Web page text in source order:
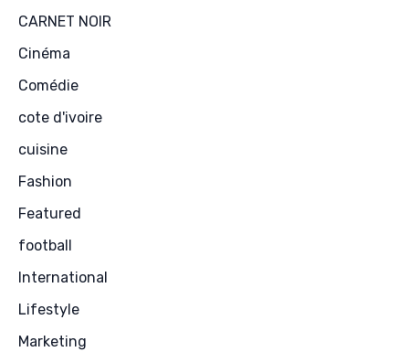
CARNET NOIR
Cinéma
Comédie
cote d'ivoire
cuisine
Fashion
Featured
football
International
Lifestyle
Marketing